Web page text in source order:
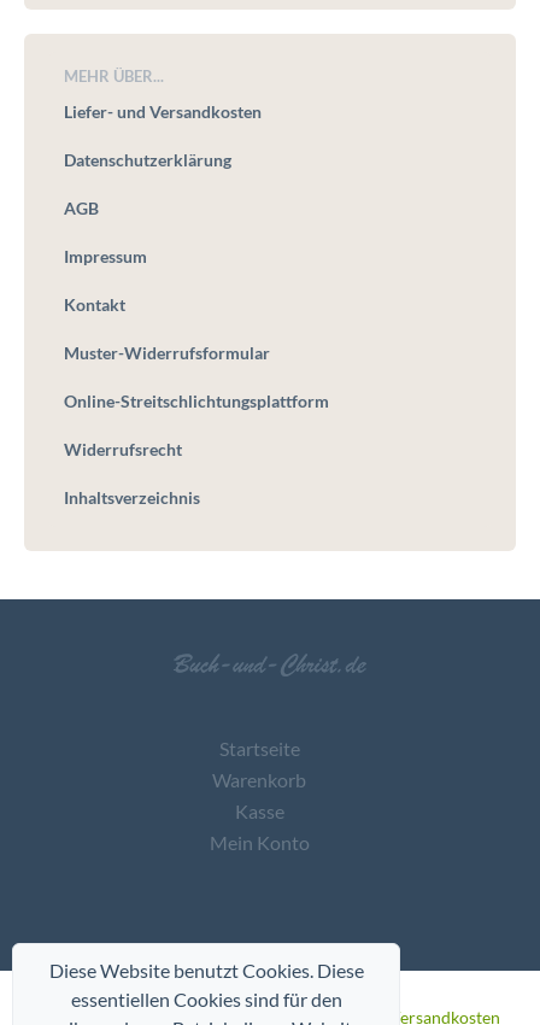
MEHR ÜBER...
Liefer- und Versandkosten
Datenschutzerklärung
AGB
Impressum
Kontakt
Muster-Widerrufsformular
Online-Streitschlichtungsplattform
Widerrufsrecht
Inhaltsverzeichnis
Startseite
Warenkorb
Kasse
Mein Konto
zzgl. Versandkosten
Diese Website benutzt Cookies. Diese
essentiellen Cookies sind für den